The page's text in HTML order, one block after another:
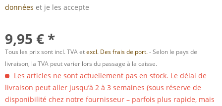
données et je les accepte
9,95 € *
Tous les prix sont incl. TVA etexcl. Des frais de port.- Selon le pays de
livraison, la TVA peut varier lors du passage à la caisse.
Les articles ne sont actuellement pas en stock. Le délai de
livraison peut aller jusqu’à 2 à 3 semaines (sous réserve de
disponibilité chez notre fournisseur – parfois plus rapide, mais